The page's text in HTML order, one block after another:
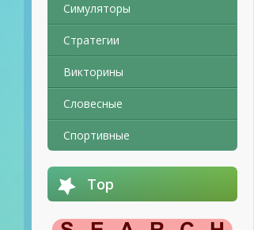
Симуляторы
Стратегии
Викторины
Словесные
Спортивные
Top